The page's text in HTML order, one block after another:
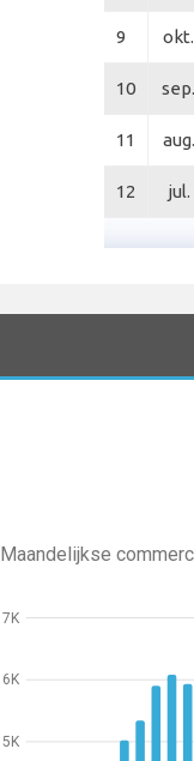
9
10
11
12 jul.
Maandelijkse
5K
6K
7K